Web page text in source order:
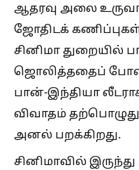
ஆதரவு அலை
ஜோதிடக்
சினிமா துறையில்
ஜொலித்ததைப் போல,
பான்-இந்தியா
விவாதம்
அனல் பறக்கிறது.
சினிமாவில்